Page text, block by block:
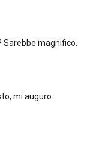
magnifico.
mi auguro.